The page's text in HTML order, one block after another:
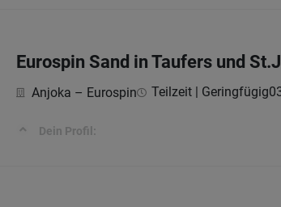
Eurospin Sand in Taufers und
Anjoka – Eurospin Teilzeit | Geringfügig
Dein Profil: